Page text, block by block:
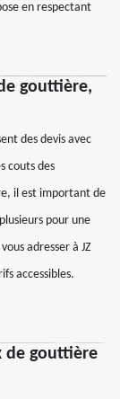
en respectant
gouttière,
des devis avec
couts des
il est important de
pour une
adresser à JZ
accessibles.
de gouttière